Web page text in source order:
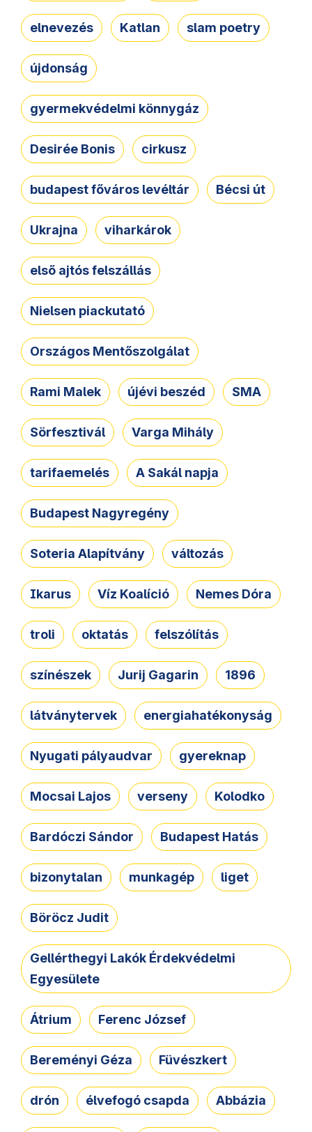
elnevezés Katlan slam poetry
újdonság
gyermekvédelmi könnygáz
Desirée Bonis cirkusz
budapest főváros levéltár Bécsi út
Ukrajna viharkárok
első ajtós felszállás
Nielsen piackutató
Országos Mentőszolgálat
Rami Malek újévi beszéd SMA
Sörfesztivál Varga Mihály
tarifaemelés A Sakál napja
Budapest Nagyregény
Soteria Alapítvány változás
Ikarus Víz Koalíció Nemes Dóra
troli oktatás felszólítás
színészek Jurij Gagarin 1896
látványtervek energiahatékonyság
Nyugati pályaudvar gyereknap
Mocsai Lajos verseny Kolodko
Bardóczi Sándor Budapest Hatás
bizonytalan munkagép liget
Böröcz Judit
Gellérthegyi Lakók Érdekvédelmi
Egyesülete
Átrium Ferenc József
Bereményi Géza Füvészkert
drón élvefogó csapda Abbázia